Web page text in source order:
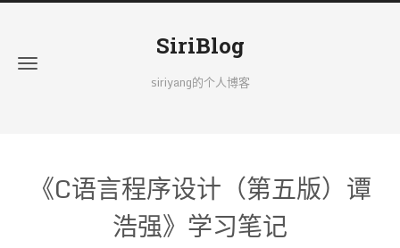
SiriBlog
siriyang的个人博客
《C语言程序设计（第五版）谭
浩强》学习笔记